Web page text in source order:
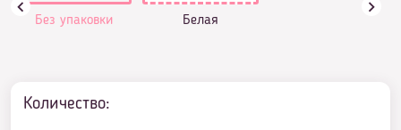
Без упаковки Белая
Количество: